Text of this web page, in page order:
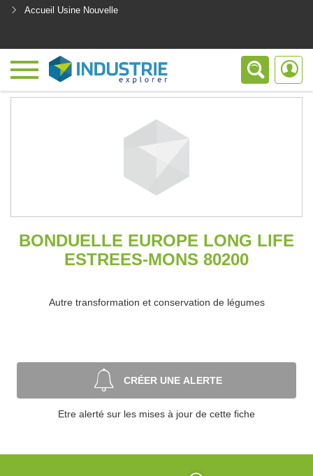
Accueil Usine Nouvelle
BONDUELLE EUROPE LONG LIFE
ESTREES-MONS 80200
Autre transformation et conservation de légumes
CRÉER UNE ALERTE
Etre alerté sur les mises à jour de cette fiche